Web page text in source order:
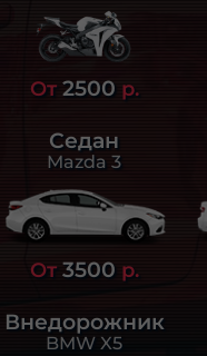
От 2500 р.
Седан
Mazda 3
От 3500 р.
Внедорожник
BMW X5